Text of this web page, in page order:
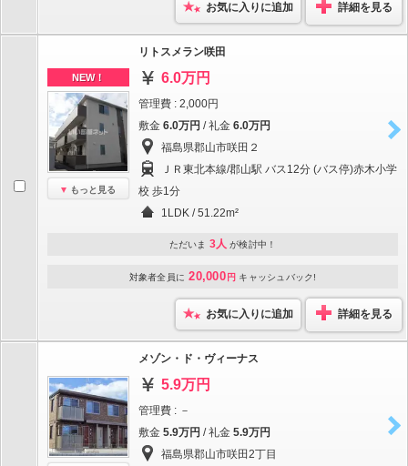
お気に入りに追加 詳細を見る
NEW！
もっと見る
リトスメラン咲田
6.0万円
管理費 : 2,000円
敷金 6.0万円 / 礼金 6.0万円
福島県郡山市咲田２
ＪＲ東北本線/郡山駅 バス12分 (バス停)赤木小学
校 歩1分
1LDK / 51.22m²
ただいま 3人 が検討中！
対象者全員に 20,000 円 キャッシュバック!
お気に入りに追加 詳細を見る
メゾン・ド・ヴィーナス
5.9万円
管理費 : －
敷金 5.9万円 / 礼金 5.9万円
福島県郡山市咲田2丁目